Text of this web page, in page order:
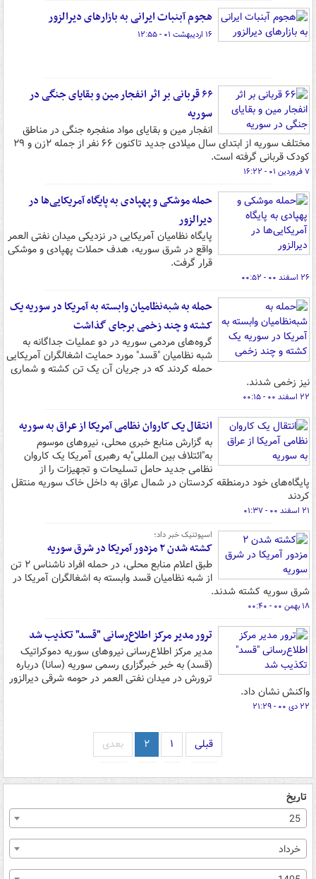
هجوم آبنبات ایرانی به بازارهای دیرالزور
۱۶ اردیبهشت ۰۱ - ۱۲:۵۵
۶۶ قربانی بر اثر انفجار مین و بقایای جنگی در
سوریه
انفجار مین و بقایای مواد منفجره جنگی در مناطق
مختلف سوریه از ابتدای سال میلادی جدید تاکنون ۶۶ نفر از جمله ۲زن و ۲۹
کودک قربانی گرفته است.
۷ فروردین ۰۱ - ۱۶:۲۲
حمله موشکی و پهپادی به پایگاه آمریکایی‌ها در
دیرالزور
پایگاه نظامیان آمریکایی در نزدیکی میدان نفتی العمر
واقع در شرق سوریه، هدف حملات پهپادی و موشکی
قرار گرفت.
۲۶ اسفند ۰۰ - ۰۰:۵۲
حمله به شبه‌نظامیان وابسته به آمریکا در سوریه یک
کشته و چند زخمی برجای گذاشت
گروه‌های مردمی سوریه در دو عملیات جداگانه به
شبه نظامیان "قسد" مورد حمایت اشغالگران آمریکایی
حمله کردند که در جریان آن یک تن کشته و شماری
نیز زخمی شدند.
۲۲ اسفند ۰۰ - ۰۰:۱۵
انتقال یک کاروان نظامی آمریکا از عراق به سوریه
به گزارش منابع خبری محلی، نیروهای موسوم
به"ائتلاف بین المللی"به رهبری آمریکا یک کاروان
نظامی جدید حامل تسلیحات و تجهیزات را از
پایگاه‌های خود درمنطقه کردستان در شمال عراق به داخل خاک سوریه منتقل
کردند
۲۱ اسفند ۰۰ - ۰۱:۳۷
اسپوتنیک خبر داد؛
کشته شدن ۲ مزدور آمریکا در شرق سوریه
طبق اعلام منابع محلی، در حمله افراد ناشناس ۲ تن
از شبه نظامیان قسد وابسته به اشغالگران آمریکا در
شرق سوریه کشته شدند.
۱۸ بهمن ۰۰ - ۰۰:۴۰
ترور مدیر مرکز اطلاع‌رسانی "قسد" تکذیب شد
مدیر مرکز اطلاع‌رسانی نیروهای سوریه دموکراتیک
(قسد) به خبر خبرگزاری رسمی سوریه (سانا) درباره
ترورش در میدان نفتی العمر در حومه شرقی دیرالزور
واکنش نشان داد.
۲۲ دی ۰۰ - ۲۱:۲۹
قبلی ۱ ۲ بعدی
تاریخ
25
خرداد